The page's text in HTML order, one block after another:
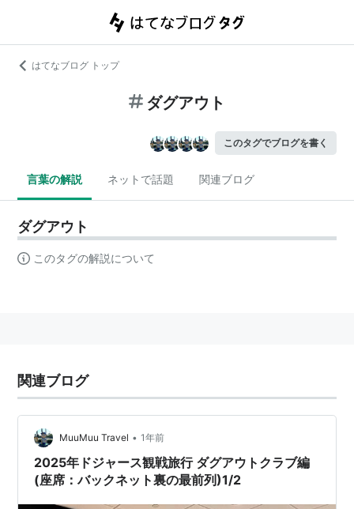
はてなブログ トップ
ダグアウト
このタグでブログを書く
言葉の解説 ネットで話題 関連ブログ
ダグアウト
このタグの解説について
関連ブログ
MuuMuu Travel • 1年前
2025年ドジャース観戦旅行 ダグアウトクラブ編
(座席：バックネット裏の最前列)1/2